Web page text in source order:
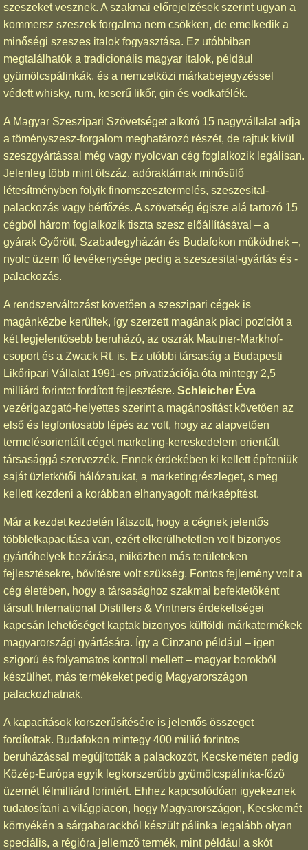
szeszeket vesznek. A szakmai előrejelzések szerint ugyan a
kommersz szeszek forgalma nem csökken, de emelkedik a
minőségi szeszes italok fogyasztása. Ez utóbbiban
megtalálhatók a tradicionális magyar italok, például
gyümölcspálinkák, és a nemzetközi márkabejegyzéssel
védett whisky, rum, keserű likőr, gin és vodkafélék.
A Magyar Szeszipari Szövetséget alkotó 15 nagyvállalat adja
a töményszesz-forgalom meghatározó részét, de rajtuk kívül
szeszgyártással még vagy nyolcvan cég foglalkozik legálisan.
Jelenleg több mint ötszáz, adóraktárnak minősülő
létesítményben folyik finomszesztermelés, szeszesital-
palackozás vagy bérfőzés. A szövetség égisze alá tartozó 15
cégből három foglalkozik tiszta szesz előállításával – a
gyárak Győrött, Szabadegyházán és Budafokon működnek –,
nyolc üzem fő tevékenysége pedig a szeszesital-gyártás és -
palackozás.
A rendszerváltozást követően a szeszipari cégek is
magánkézbe kerültek, így szerzett magának piaci pozíciót a
két legjelentősebb beruházó, az oszrák Mautner-Markhof-
csoport és a Zwack Rt. is. Ez utóbbi társaság a Budapesti
Likőripari Vállalat 1991-es privatizációja óta mintegy 2,5
milliárd forintot fordított fejlesztésre. Schleicher Éva
vezérigazgató-helyettes szerint a magánosítást követően az
első és legfontosabb lépés az volt, hogy az alapvetően
termelésorientált céget marketing-kereskedelem orientált
társasággá szervezzék. Ennek érdekében ki kellett építeniük
saját üzletkötői hálózatukat, a marketingrészleget, s meg
kellett kezdeni a korábban elhanyagolt márkaépítést.
Már a kezdet kezdetén látszott, hogy a cégnek jelentős
többletkapacitása van, ezért elkerülhetetlen volt bizonyos
gyártóhelyek bezárása, miközben más területeken
fejlesztésekre, bővítésre volt szükség. Fontos fejlemény volt a
cég életében, hogy a társasághoz szakmai befektetőként
társult International Distillers & Vintners érdekeltségei
kapcsán lehetőséget kaptak bizonyos külföldi márkatermékek
magyarországi gyártására. Így a Cinzano például – igen
szigorú és folyamatos kontroll mellett – magyar borokból
készülhet, más termékeket pedig Magyarországon
palackozhatnak.
A kapacitások korszerűsítésére is jelentős összeget
fordítottak. Budafokon mintegy 400 millió forintos
beruházással megújították a palackozót, Kecskeméten pedig
Közép-Európa egyik legkorszerűbb gyümölcspálinka-főző
üzemét félmilliárd forintért. Ehhez kapcsolódóan igyekeznek
tudatosítani a világpiacon, hogy Magyarországon, Kecskemét
környékén a sárgabarackból készült pálinka legalább olyan
speciális, a régióra jellemző termék, mint például a skót